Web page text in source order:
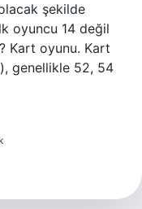
şekilde
oyuncu 14 değil
Kart oyunu. Kart
genellikle 52, 54